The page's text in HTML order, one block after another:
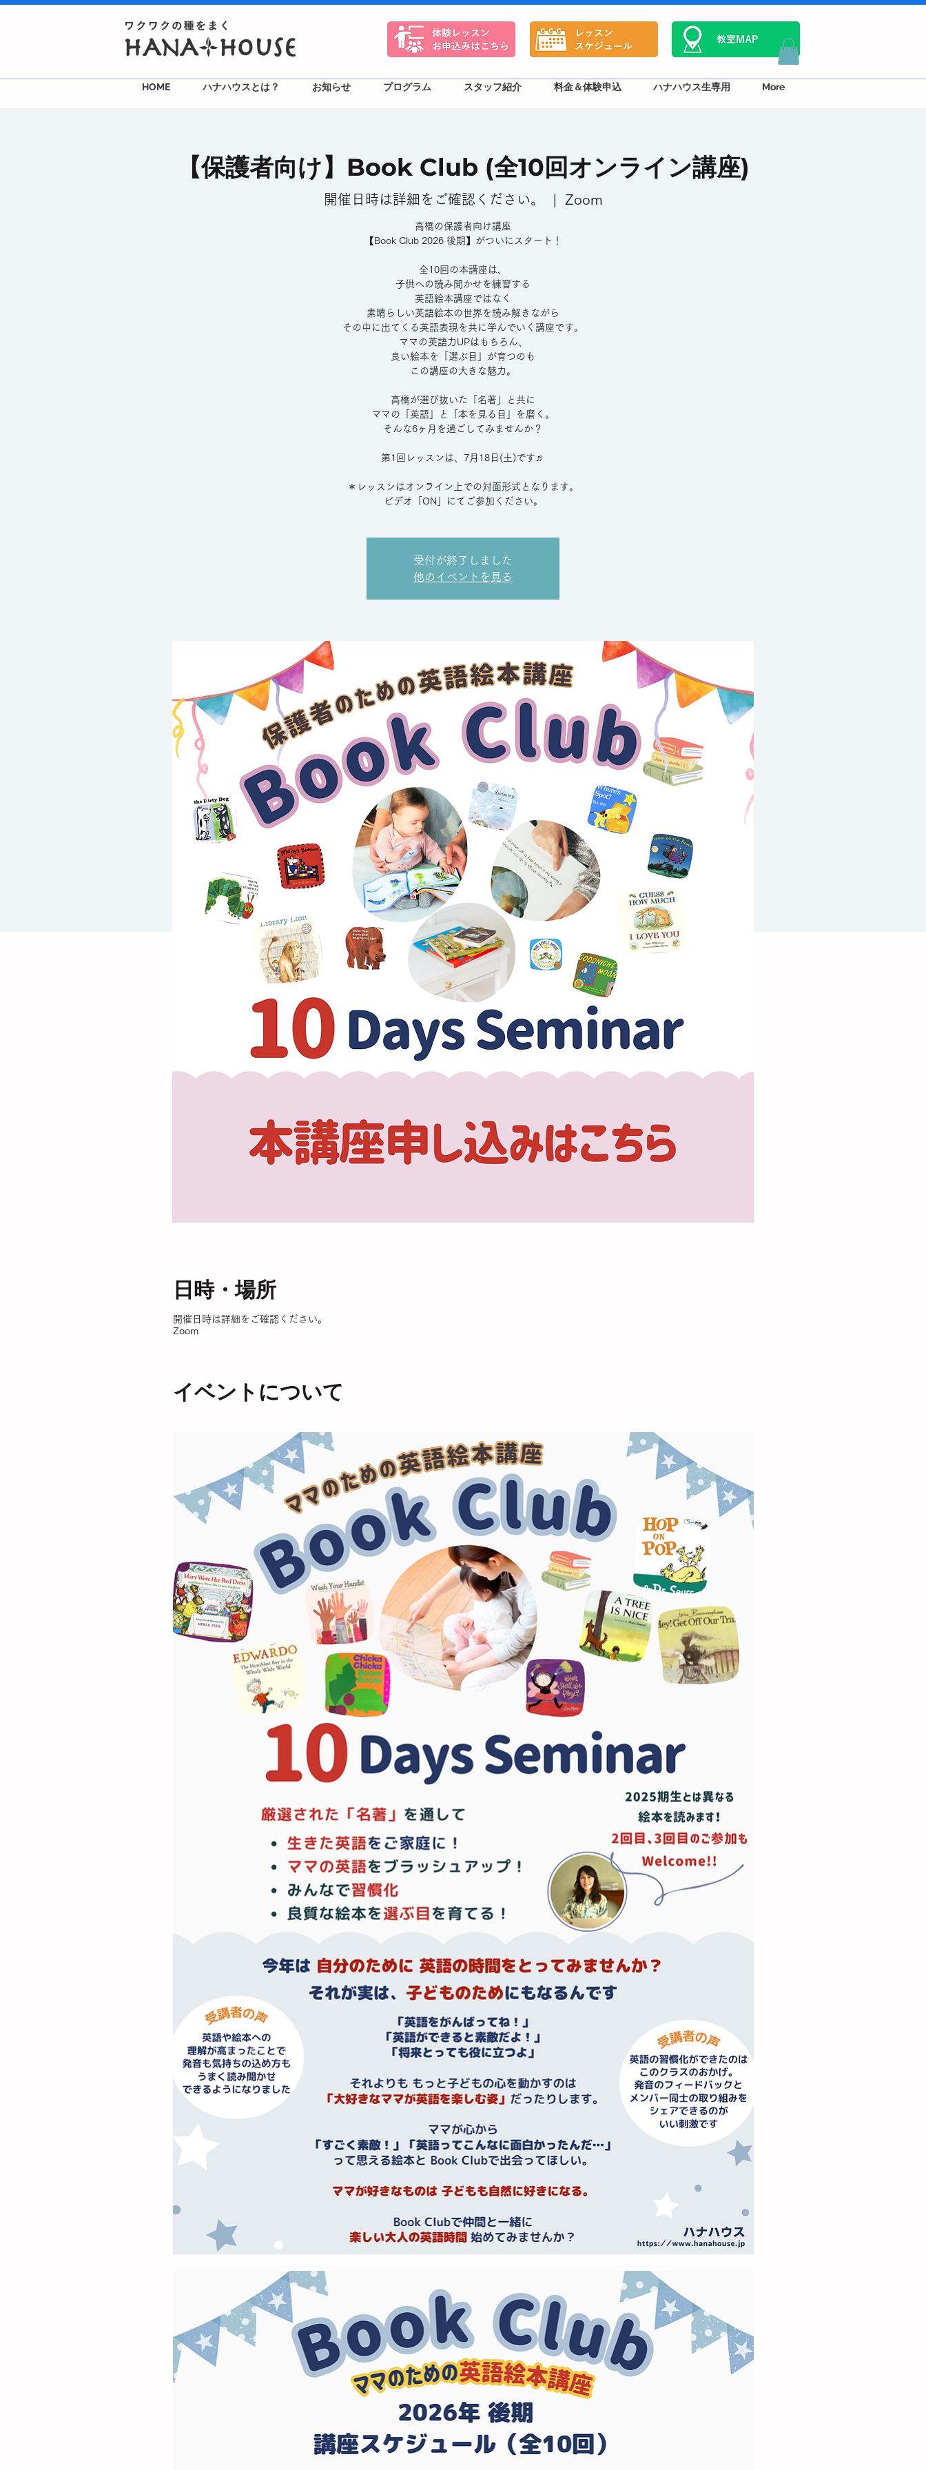
HOME ハナハウスとは？ お知らせ プログラム スタッフ紹介 料金＆体験申込 ハナハウス生専用 More
【保護者向け】Book Club (全10回オンライン講座)
開催日時は詳細をご確認ください。 Zoom
高橋の保護者向け講座
【Book Club 2026 後期】がついにスタート！
全10回の本講座は、
子供への読み聞かせを練習する
英語絵本講座ではなく
素晴らしい英語絵本の世界を読み解きながら
その中に出てくる英語表現を共に学んでいく講座です。
ママの英語力UPはもちろん、
良い絵本を「選ぶ目」が育つのも
この講座の大きな魅力。
高橋が選び抜いた「名著」と共に
ママの「英語」と「本を見る目」を磨く。
そんな6ヶ月を過ごしてみませんか？
第1回レッスンは、7月18日(土)です♬
＊レッスンはオンライン上での対面形式となります。
ビデオ「ON」にてご参加ください。
受付が終了しました
他のイベントを見る
日時・場所
開催日時は詳細をご確認ください。
Zoom
イベントについて